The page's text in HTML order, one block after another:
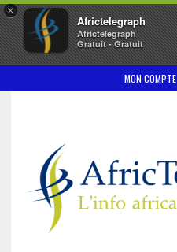
×
Africtelegraph
Africtelegraph
Gratuit - Gratuit
MON COMPTE